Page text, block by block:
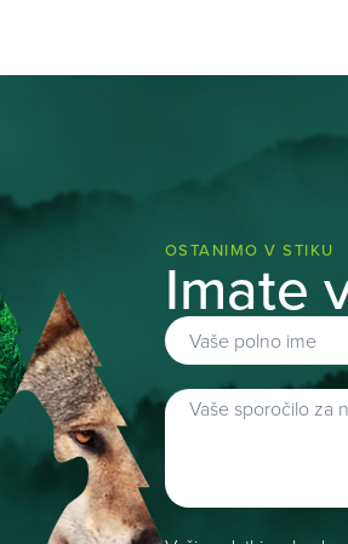
OSTANIMO V STIKU
Imate